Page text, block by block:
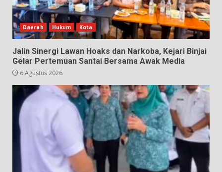
Daerah Hukum Kota
Jalin Sinergi Lawan Hoaks dan Narkoba, Kejari Binjai
Gelar Pertemuan Santai Bersama Awak Media
6 Agustus 2026